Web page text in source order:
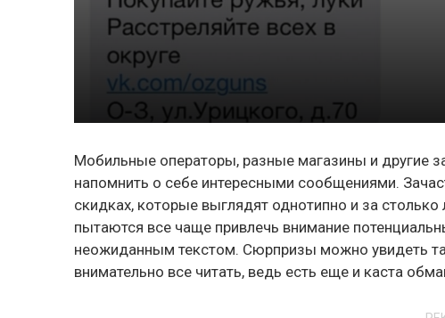
Мобильные операторы, разные магазины и другие
напомнить о себе интересными сообщениями.
скидках, которые выглядят однотипно и за
пытаются все чаще привлечь внимание
неожиданным текстом. Сюрпризы можно увидеть
внимательно все читать, ведь есть еще и каста